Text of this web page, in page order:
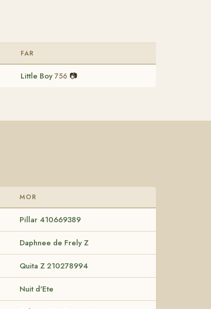
FAR
Little Boy 756 📷
MOR
Pillar 410669389
Daphnee de Frely Z
Quita Z 210278994
Nuit d'Ete